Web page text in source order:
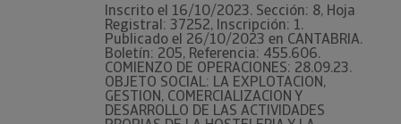
Inscrito el 16/10/2023. Sección: 8, Hoja
Registral: 37252, Inscripción: 1.
Publicado el 26/10/2023 en CANTABRIA.
Boletín: 205, Referencia: 455.606.
COMIENZO DE OPERACIONES: 28.09.23.
OBJETO SOCIAL: LA EXPLOTACION,
GESTION, COMERCIALIZACION Y
DESARROLLO DE LAS ACTIVIDADES